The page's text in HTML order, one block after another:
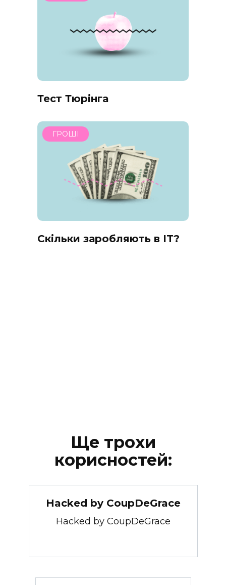
Тест Тюрінга
ГРОШІ
Скільки заробляють в IT?
Ще трохи
корисностей:
Hacked by CoupDeGrace
Hacked by CoupDeGrace